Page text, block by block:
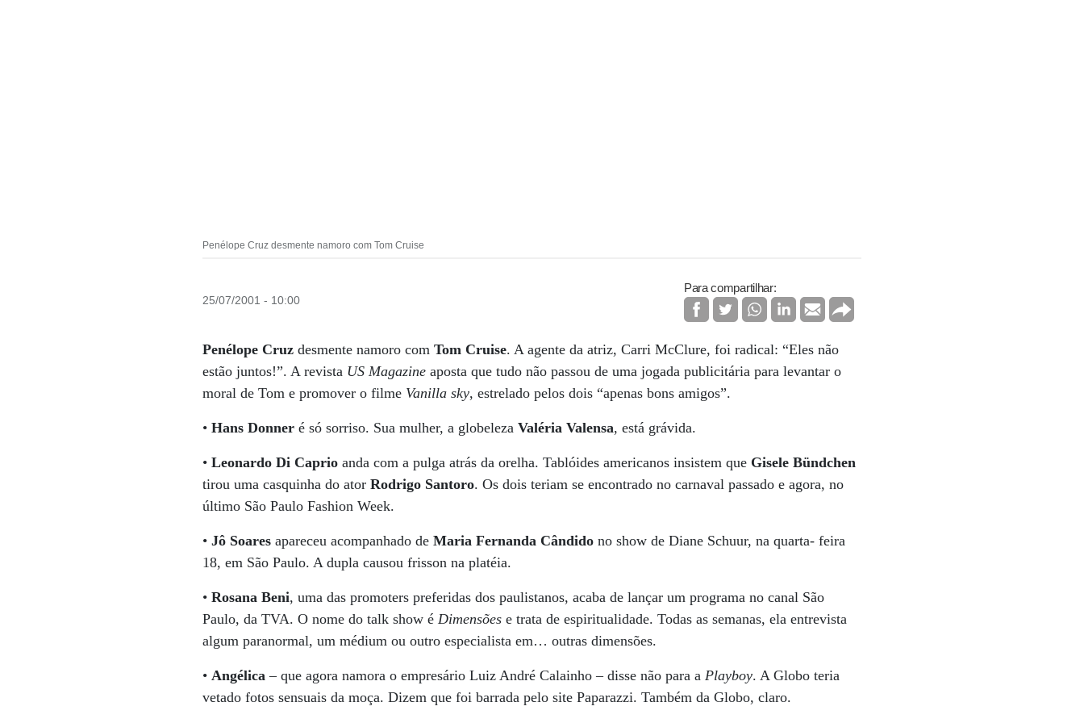
Penélope Cruz desmente namoro com Tom Cruise
25/07/2001 - 10:00
Para compartilhar:
Penélope Cruz desmente namoro comTom Cruise. A agente da atriz, Carri McClure, foi radical: “Eles não
estão juntos!”. A revista US Magazineaposta que tudo não passou de uma jogada publicitária para levantar o
moral de Tom e promover o filme Vanilla sky, estrelado pelos dois “apenas bons amigos”.
•Hans Donner é só sorriso. Sua mulher, a globelezaValéria Valensa, está grávida.
•Leonardo Di Caprio anda com a pulga atrás da orelha. Tablóides americanos insistem que Gisele Bündchen
tirou uma casquinha do atorRodrigo Santoro. Os dois teriam se encontrado no carnaval passado e agora, no
último São Paulo Fashion Week.
•Jô Soaresapareceu acompanhado deMaria Fernanda Cândido no show de Diane Schuur, na quarta- feira
18, em São Paulo. A dupla causou frisson na platéia.
•Rosana Beni, uma das promoters preferidas dos paulistanos, acaba de lançar um programa no canal São
Paulo, da TVA. O nome do talk show éDimensões e trata de espiritualidade. Todas as semanas, ela entrevista
algum paranormal, um médium ou outro especialista em… outras dimensões.
•Angélica– que agora namora o empresário Luiz André Calainho – disse não para aPlayboy. A Globo teria
vetado fotos sensuais da moça. Dizem que foi barrada pelo site Paparazzi. Também da Globo, claro.